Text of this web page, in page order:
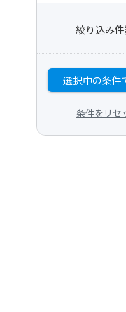
絞り込み
選択中の条件
条件をリセ